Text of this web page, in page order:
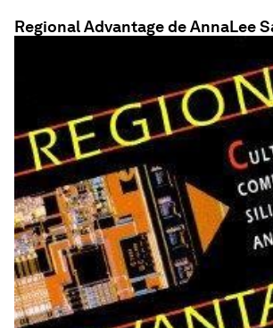
Regional Advantage de AnnaLee